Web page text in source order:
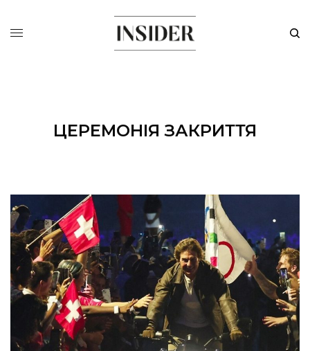
ЦЕРЕМОНІЯ ЗАКРИТТЯ